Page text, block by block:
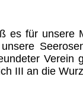
es für unsere
Verein
III an die